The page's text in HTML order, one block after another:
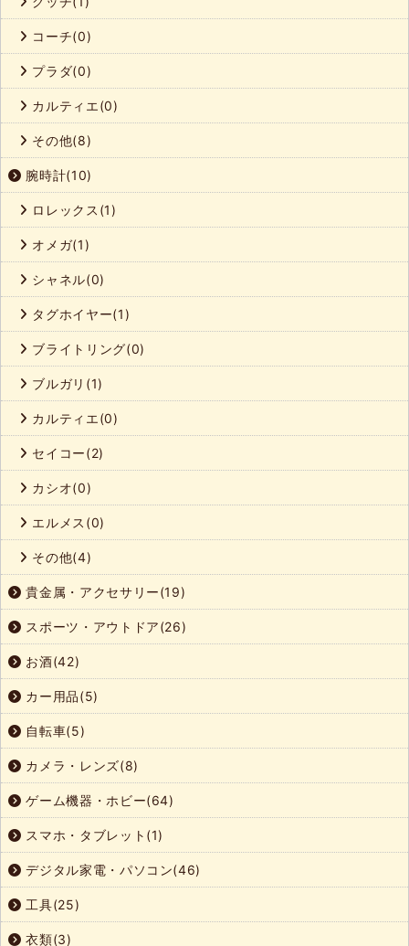
コーチ(0)
プラダ(0)
カルティエ(0)
その他(8)
腕時計(10)
ロレックス(1)
オメガ(1)
シャネル(0)
タグホイヤー(1)
ブライトリング(0)
ブルガリ(1)
カルティエ(0)
セイコー(2)
カシオ(0)
エルメス(0)
その他(4)
貴金属・アクセサリー(19)
スポーツ・アウトドア(26)
お酒(42)
カー用品(5)
自転車(5)
カメラ・レンズ(8)
ゲーム機器・ホビー(64)
スマホ・タブレット(1)
デジタル家電・パソコン(46)
工具(25)
衣類(3)